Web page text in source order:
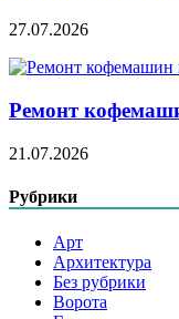
27.07.2026
Ремонт
21.07.2026
Рубрики
Арт
Архитектура
Без рубрики
Ворота